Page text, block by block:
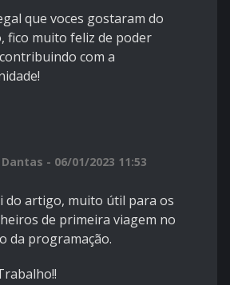
que voces gostaram do
fico muito feliz de poder
com a
- 06/01/2023 11:53
do artigo, muito útil para os
de primeira viagem no
da programação.